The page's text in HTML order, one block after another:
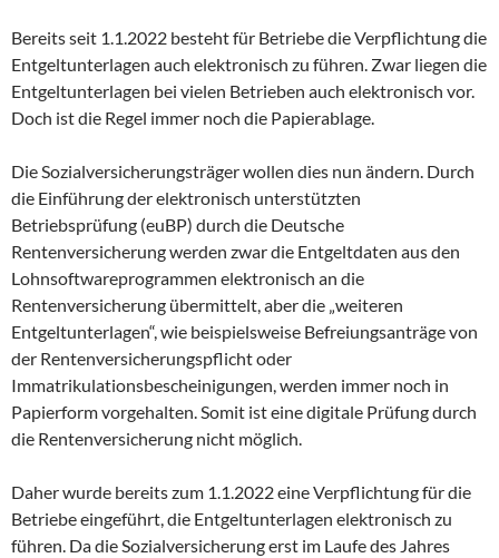
Bereits seit 1.1.2022 besteht für Betriebe die Verpflichtung die
Entgeltunterlagen auch elektronisch zu führen. Zwar liegen die
Entgeltunterlagen bei vielen Betrieben auch elektronisch vor.
Doch ist die Regel immer noch die Papierablage.
Die Sozialversicherungsträger wollen dies nun ändern. Durch
die Einführung der elektronisch unterstützten
Betriebsprüfung (euBP) durch die Deutsche
Rentenversicherung werden zwar die Entgeltdaten aus den
Lohnsoftwareprogrammen elektronisch an die
Rentenversicherung übermittelt, aber die „weiteren
Entgeltunterlagen“, wie beispielsweise Befreiungsanträge von
der Rentenversicherungspflicht oder
Immatrikulationsbescheinigungen, werden immer noch in
Papierform vorgehalten. Somit ist eine digitale Prüfung durch
die Rentenversicherung nicht möglich.
Daher wurde bereits zum 1.1.2022 eine Verpflichtung für die
Betriebe eingeführt, die Entgeltunterlagen elektronisch zu
führen. Da die Sozialversicherung erst im Laufe des Jahres